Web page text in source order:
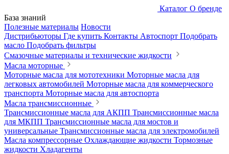
Каталог О бренде
База знаний
Полезные материалы Новости
Дистрибьюторы Где купить Контакты Автоспорт Подобрать
масло Подобрать фильтры
Смазочные материалы и технические жидкости
Масла моторные
Моторные масла для мототехники Моторные масла для
легковых автомобилей Моторные масла для коммерческого
транспорта Моторные масла для автоспорта
Масла трансмиссионные
Трансмиссионные масла для АКПП Трансмиссионные масла
для МКПП Трансмиссионные масла для мостов и
универсальные Трансмиссионные масла для электромобилей
Масла компрессорные Охлаждающие жидкости Тормозные
жидкости Хладагенты